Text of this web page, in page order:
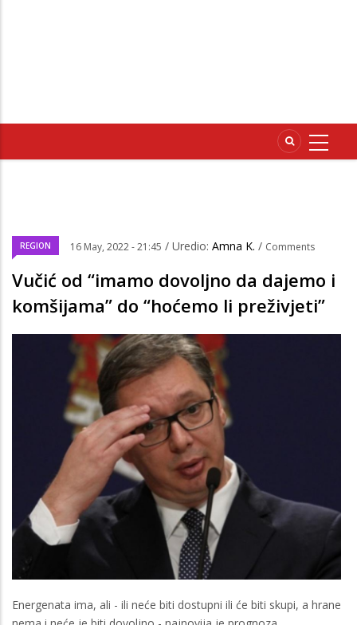
REGION 16 May, 2022 - 21:45 / Uredio: Amna K. / Comments
Vučić od “imamo dovoljno da dajemo i
komšijama” do “hoćemo li preživjeti”
Energenata ima, ali - ili neće biti dostupni ili će biti skupi, a hrane